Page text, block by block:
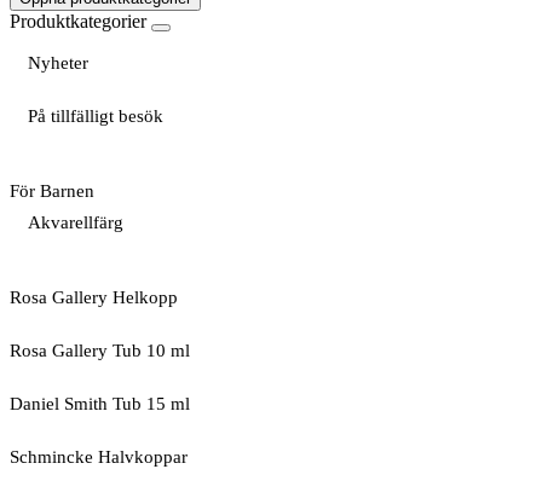
Produktkategorier
Nyheter
På tillfälligt besök
För Barnen
Akvarellfärg
Rosa Gallery Helkopp
Rosa Gallery Tub 10 ml
Daniel Smith Tub 15 ml
Schmincke Halvkoppar